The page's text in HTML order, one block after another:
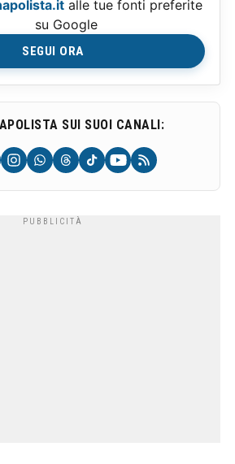
alle tue fonti preferite
su Google
SEGUI ORA
SUI SUOI CANALI: